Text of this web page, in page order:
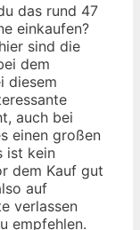
das rund 47
einkaufen?
sind die
dem
diesem
auch bei
einen großen
ist kein
dem Kauf gut
auf
verlassen
empfehlen.